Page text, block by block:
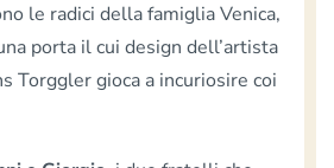
le radici della famiglia Venica,
porta il cui design dell’artista
Torggler gioca a incuriosire coi